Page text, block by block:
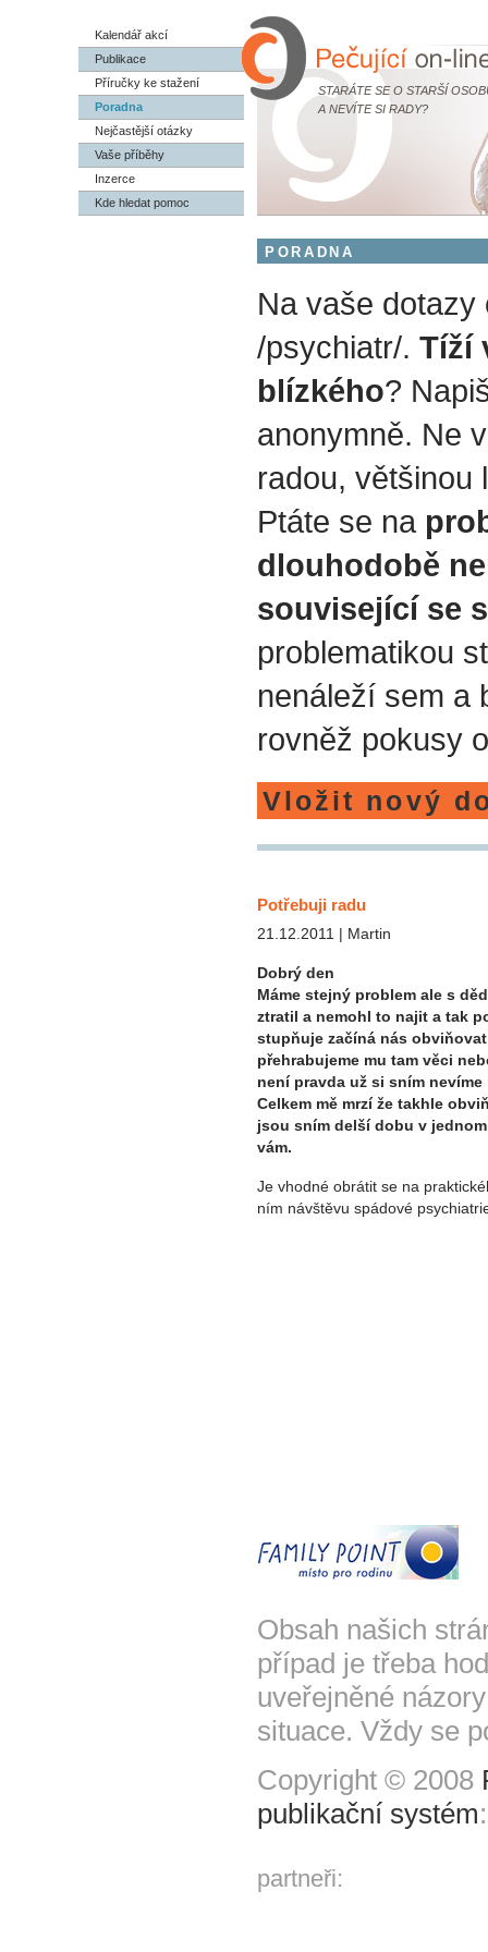
STARÁTE SE O STARŠÍ
A NEVÍTE SI RADY?
Kalendář akcí
Publikace
Příručky ke stažení
Poradna
Nejčastější otázky
Vaše příběhy
Inzerce
Kde hledat pomoc
PORADNA
Na vaše dotazy
/psychiatr/. Tíží
blízkého?
anonymně. Ne
radou, většinou
Ptáte se na
dlouhodobě
související se
problematikou
nenáleží sem a
rovněž pokusy
Vložit nový
Potřebuji radu
21.12.2011 | Martin
Dobrý den
Máme stejný problem ale s
ztratil a nemohl to najit a tak
stupňuje začíná nás
přehrabujeme mu tam věci
není pravda už si sním
Celkem mě mrzí že takhle
jsou sním delší dobu v
vám.
Je vhodné obrátit se na
ním návštěvu spádové
Obsah našich
případ je třeba
uveřejněné
situace. Vždy se
Copyright © 2008
publikační systém
partneři: